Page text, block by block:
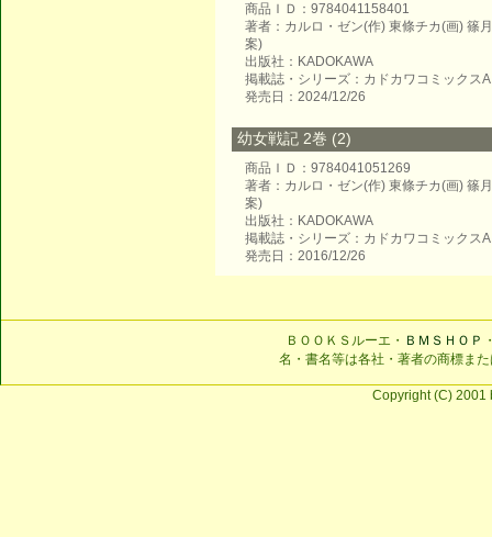
商品ＩＤ：9784041158401
著者：カルロ・ゼン(作) 東條チカ(画) 篠
案)
出版社：KADOKAWA
掲載誌・シリーズ：カドカワコミックスA
発売日：2024/12/26
幼女戦記 2巻 (2)
商品ＩＤ：9784041051269
著者：カルロ・ゼン(作) 東條チカ(画) 篠
案)
出版社：KADOKAWA
掲載誌・シリーズ：カドカワコミックスA
発売日：2016/12/26
ＢＯＯＫＳルーエ・ ＢＭＳＨＯＰ
名・書名等は各社・著者の商標ま
Copyright (C) 2001